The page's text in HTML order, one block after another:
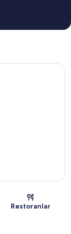
Restoranlar